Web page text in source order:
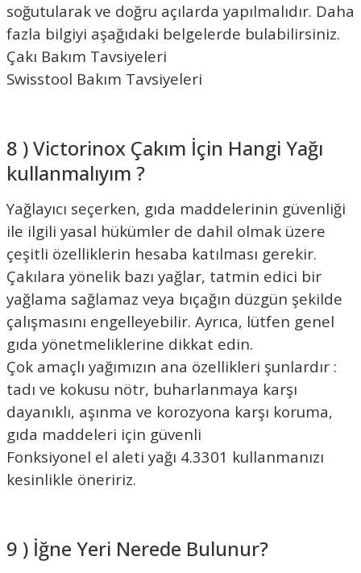
soğutularak ve doğru açılarda yapılmalıdır. Daha
fazla bilgiyi aşağıdaki belgelerde bulabilirsiniz.
Çakı Bakım Tavsiyeleri
Swisstool Bakım Tavsiyeleri
8 ) Victorinox Çakım İçin Hangi Yağı
kullanmalıyım ?
Yağlayıcı seçerken, gıda maddelerinin güvenliği
ile ilgili yasal hükümler de dahil olmak üzere
çeşitli özelliklerin hesaba katılması gerekir.
Çakılara yönelik bazı yağlar, tatmin edici bir
yağlama sağlamaz veya bıçağın düzgün şekilde
çalışmasını engelleyebilir. Ayrıca, lütfen genel
gıda yönetmeliklerine dikkat edin.
Çok amaçlı yağımızın ana özellikleri şunlardır :
tadı ve kokusu nötr, buharlanmaya karşı
dayanıklı, aşınma ve korozyona karşı koruma,
gıda maddeleri için güvenli
Fonksiyonel el aleti yağı 4.3301 kullanmanızı
kesinlikle öneririz.
9 ) İğne Yeri Nerede Bulunur?